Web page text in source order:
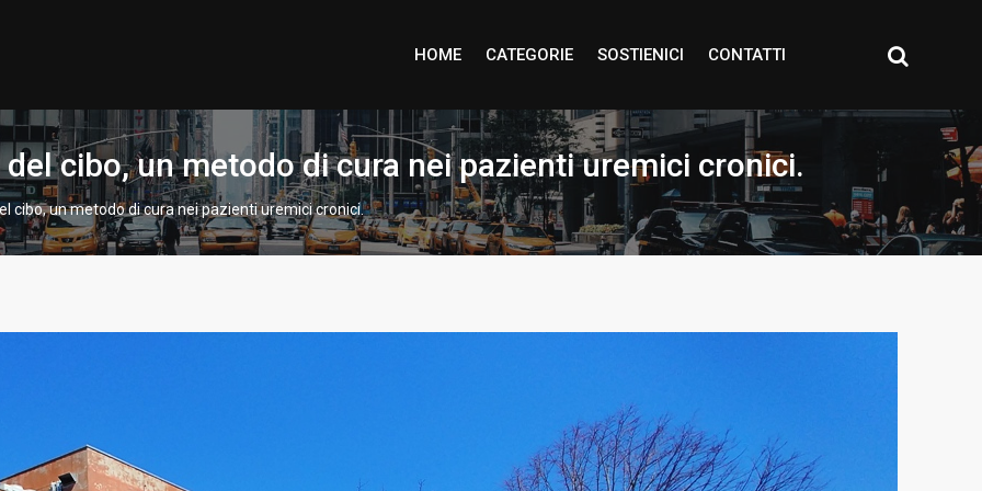
HOME CATEGORIE SOSTIENICI CONTATTI
cibo, un metodo di cura nei pazienti uremici cronici.
cibo, un metodo di cura nei pazienti uremici cronici.